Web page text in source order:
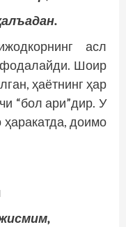
асл
Шоир
ҳаётнинг ҳар
“бол ари”дир. У
ҳаракатда, доимо